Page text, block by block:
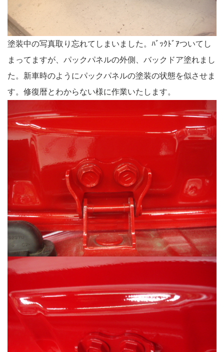
塗装中の写真取り忘れてしまいました。ﾊﾞｯｸﾄﾞｱついてし
まってますが、パックパネルの外側、バックドア塗れまし
た。新車時のようにパックパネルの塗装の状態を似させま
す。修復暦とわからない様に作業いたします。